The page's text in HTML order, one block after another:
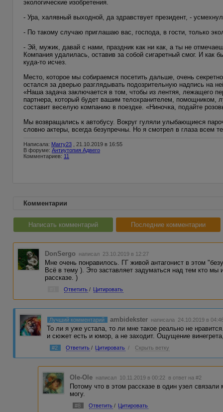
экологические изобретения.
- Ура, халявный выходной, да здравствует президент, -
- По такому случаю приглашаю вас, господа, в гости, только
- Эй, мужик, давай с нами, праздник как ни как, а ты не
Компания удалилась, оставив за собой сигаретный смог. И
куда-то исчез.
Место, которое мы собираемся посетить дальше, очень
остался за дверью разглядывать подозрительную надпись на
«Наша задача заключается в том, чтобы из лентяя, лежащего
партнера, который будет вашим телохранителем,
составит веселую компанию в поездке. «Ниночка, подайте
Мы возвращались к автобусу. Вокруг гуляли улыбающиеся
словно актеры, всегда безупречны. Но я смотрел в глаза
Написала: Marry23 , 21.10.2019 в 16:55
В форуме: Антиутопия Адвего
Комментариев: 11
Комментарии
Написать комментарий Последние комментарии
DonSergo написал 23.10.2019 в 12:27
Мне очень понравилось. ГГ живой антагонист в этом
Всё в тему ). Это заставляет задуматься над тем кто
рассказе. )
Ответить / Цитировать
Лучший комментарий ambidekster написала 24.10.2019 в
То ли я уже устала, то ли мне такое реально не
и сюжет есть и юмор, а не заходит. Ощущение
#2 Ответить / Цитировать / Скрыть ветку
Ole-Ole написал 10.11.2019 в 00:22 в ответ на #2
Потому что в этом рассказе в один узел
могу.
#8 Ответить / Цитировать